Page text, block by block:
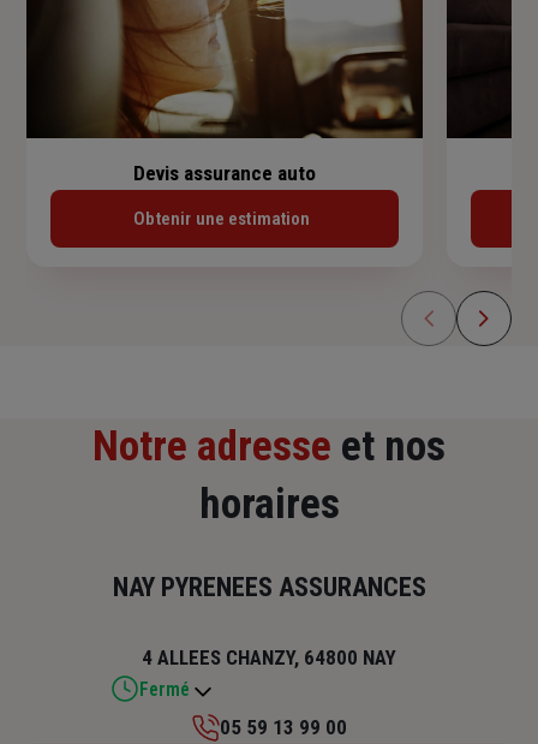
Devis assurance auto
Obtenir une estimation
Notre adresse et nos
horaires
NAY PYRENEES ASSURANCES
4 ALLEES CHANZY, 64800 NAY
Fermé
05 59 13 99 00